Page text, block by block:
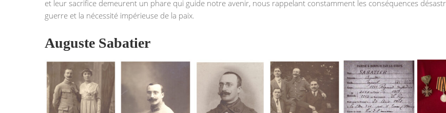
et leur sacrifice demeurent un phare qui guide notre avenir, nous rappelant constamment les conséquences
guerre et la nécessité impérieuse de la paix.
‌Auguste Sabatier